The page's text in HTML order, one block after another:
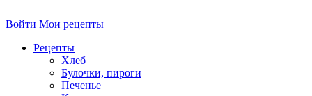
Войти Мои рецепты
Рецепты
Хлеб
Булочки, пироги
Печенье